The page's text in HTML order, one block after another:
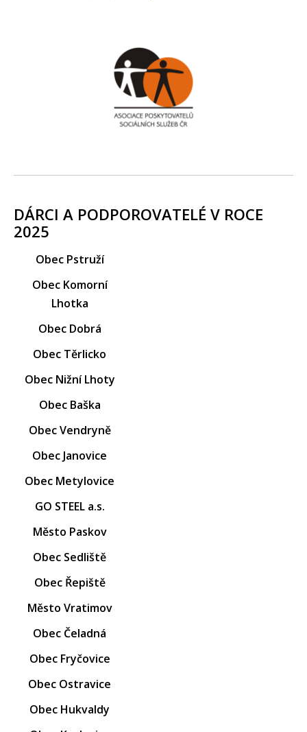
DÁRCI A PODPOROVATELÉ V ROCE
2025
Obec Pstruží
Obec Komorní
Lhotka
Obec Dobrá
Obec Těrlicko
Obec Nižní Lhoty
Obec Baška
Obec Vendryně
Obec Janovice
Obec Metylovice
GO STEEL a.s.
Město Paskov
Obec Sedliště
Obec Řepiště
Město Vratimov
Obec Čeladná
Obec Fryčovice
Obec Ostravice
Obec Hukvaldy